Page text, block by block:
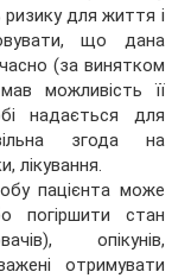
ризику для життя і
що дана
(за винятком
можливість її
надається для
згода на
лікування.
пацієнта може
погіршити стан
опікунів,
отримувати